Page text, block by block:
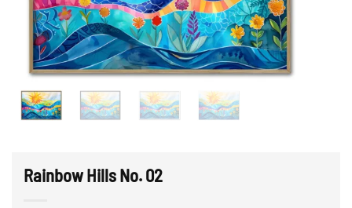
Rainbow Hills No. 02